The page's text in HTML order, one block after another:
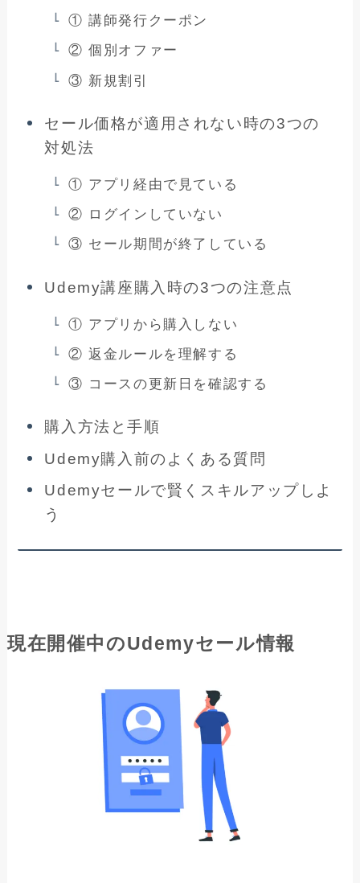
① 講師発行クーポン
② 個別オファー
③ 新規割引
セール価格が適用されない時の3つの
対処法
① アプリ経由で見ている
② ログインしていない
③ セール期間が終了している
Udemy講座購入時の3つの注意点
① アプリから購入しない
② 返金ルールを理解する
③ コースの更新日を確認する
購入方法と手順
Udemy購入前のよくある質問
Udemyセールで賢くスキルアップしよ
う
現在開催中のUdemyセール情報